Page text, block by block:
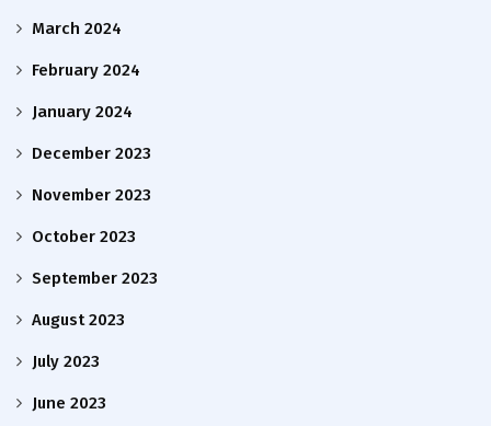
March 2024
February 2024
January 2024
December 2023
November 2023
October 2023
September 2023
August 2023
July 2023
June 2023